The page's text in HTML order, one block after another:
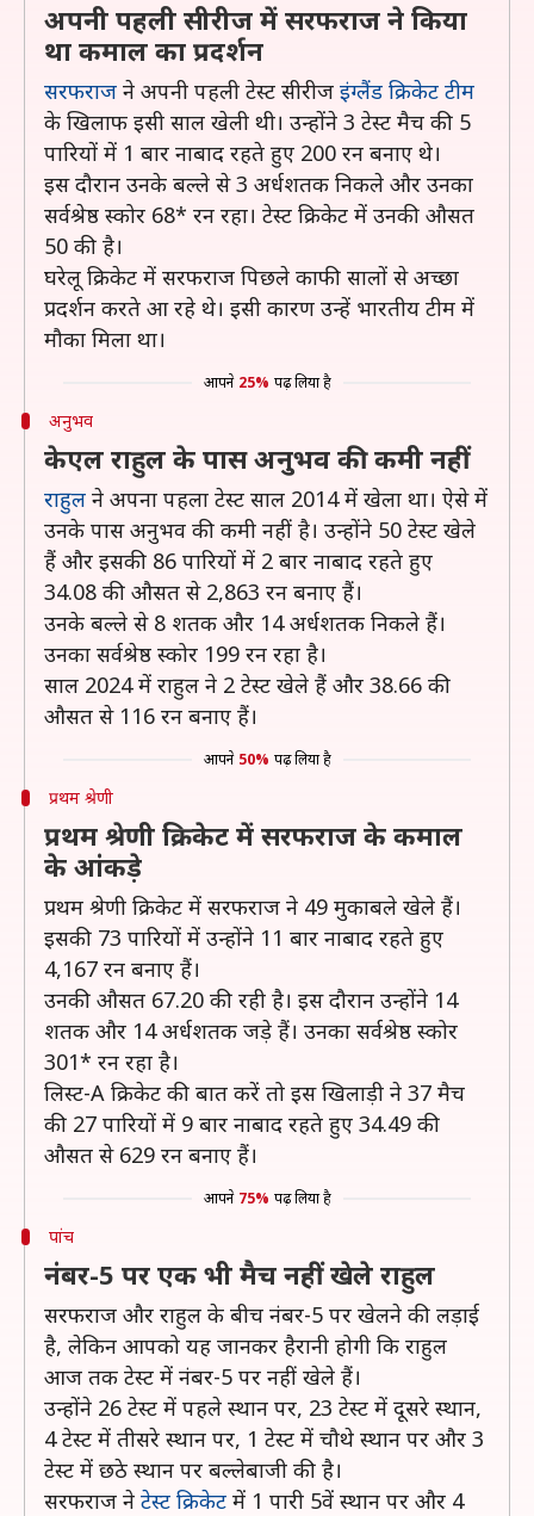
अपनी पहली सीरीज में सरफराज ने किया
था कमाल का प्रदर्शन
सरफराज ने अपनी पहली टेस्ट सीरीज इंग्लैंड क्रिकेट टीम
के खिलाफ इसी साल खेली थी। उन्होंने 3 टेस्ट मैच की 5
पारियों में 1 बार नाबाद रहते हुए 200 रन बनाए थे।
इस दौरान उनके बल्ले से 3 अर्धशतक निकले और उनका
सर्वश्रेष्ठ स्कोर 68* रन रहा। टेस्ट क्रिकेट में उनकी औसत
50 की है।
घरेलू क्रिकेट में सरफराज पिछले काफी सालों से अच्छा
प्रदर्शन करते आ रहे थे। इसी कारण उन्हें भारतीय टीम में
मौका मिला था।
आपने 25% पढ़ लिया है
अनुभव
केएल राहुल के पास अनुभव की कमी नहीं
राहुल ने अपना पहला टेस्ट साल 2014 में खेला था। ऐसे में
उनके पास अनुभव की कमी नहीं है। उन्होंने 50 टेस्ट खेले
हैं और इसकी 86 पारियों में 2 बार नाबाद रहते हुए
34.08 की औसत से 2,863 रन बनाए हैं।
उनके बल्ले से 8 शतक और 14 अर्धशतक निकले हैं।
उनका सर्वश्रेष्ठ स्कोर 199 रन रहा है।
साल 2024 में राहुल ने 2 टेस्ट खेले हैं और 38.66 की
औसत से 116 रन बनाए हैं।
आपने 50% पढ़ लिया है
प्रथम श्रेणी
प्रथम श्रेणी क्रिकेट में सरफराज के कमाल
के आंकड़े
प्रथम श्रेणी क्रिकेट में सरफराज ने 49 मुकाबले खेले हैं।
इसकी 73 पारियों में उन्होंने 11 बार नाबाद रहते हुए
4,167 रन बनाए हैं।
उनकी औसत 67.20 की रही है। इस दौरान उन्होंने 14
शतक और 14 अर्धशतक जड़े हैं। उनका सर्वश्रेष्ठ स्कोर
301* रन रहा है।
लिस्ट-A क्रिकेट की बात करें तो इस खिलाड़ी ने 37 मैच
की 27 पारियों में 9 बार नाबाद रहते हुए 34.49 की
औसत से 629 रन बनाए हैं।
आपने 75% पढ़ लिया है
पांच
नंबर-5 पर एक भी मैच नहीं खेले राहुल
सरफराज और राहुल के बीच नंबर-5 पर खेलने की लड़ाई
है, लेकिन आपको यह जानकर हैरानी होगी कि राहुल
आज तक टेस्ट में नंबर-5 पर नहीं खेले हैं।
उन्होंने 26 टेस्ट में पहले स्थान पर, 23 टेस्ट में दूसरे स्थान,
4 टेस्ट में तीसरे स्थान पर, 1 टेस्ट में चौथे स्थान पर और 3
टेस्ट में छठे स्थान पर बल्लेबाजी की है।
सरफराज ने टेस्ट क्रिकेट में 1 पारी 5वें स्थान पर और 4